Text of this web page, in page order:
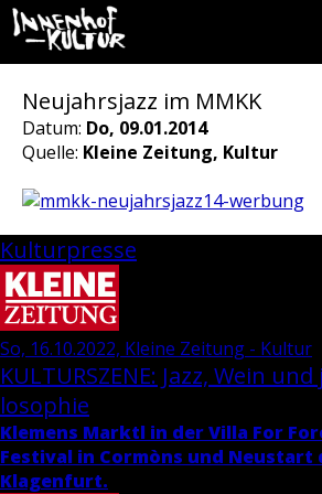
Neujahrsjazz im MMKK
Datum: Do, 09.01.2014
Quelle: Kleine Zeitung, Kultur
Kulturpresse
So, 16.10.2022, Kleine Zeitung - Kultur
KUL­TUR­SZE­NE: Jazz, Wein
lo­so­phie
Kle­mens Marktl in der Villa For
Fes­ti­val in Cormòns und Neu­start
Kla­gen­furt.